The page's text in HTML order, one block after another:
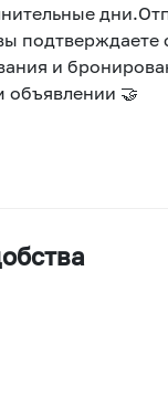
подтверждаете
и
объявлении 🤝